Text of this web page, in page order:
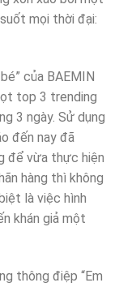
mọi thời đại:
của BAEMIN
top 3 trending
3 ngày. Sử dụng
đến nay đã
để vừa thực hiện
hàng thì không
là việc hình
khán giả một
thông điệp “Em